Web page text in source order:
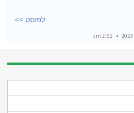
לפוסט >>